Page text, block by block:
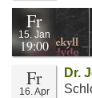
Fr
15. Jan
19:00
Fr
16. Apr
Dr.